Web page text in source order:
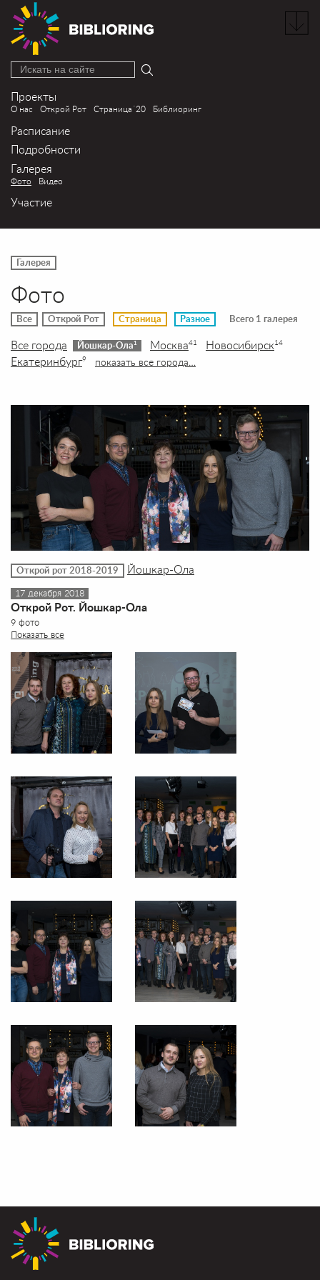
Искать на сайте
Проекты
О нас Открой Рот Страница´20 Библиоринг
Расписание
Подробности
Галерея
Фото Видео
Участие
Галерея
Фото
Все Открой Рот Страница Разное Всего 1 галерея
Все города Йошкар-Ола1 Москва41 Новосибирск14
Екатеринбург9 показать все города…
Открой рот 2018-2019 Йошкар-Ола
17 декабря 2018
Открой Рот. Йошкар-Ола
9 фото
Показать все